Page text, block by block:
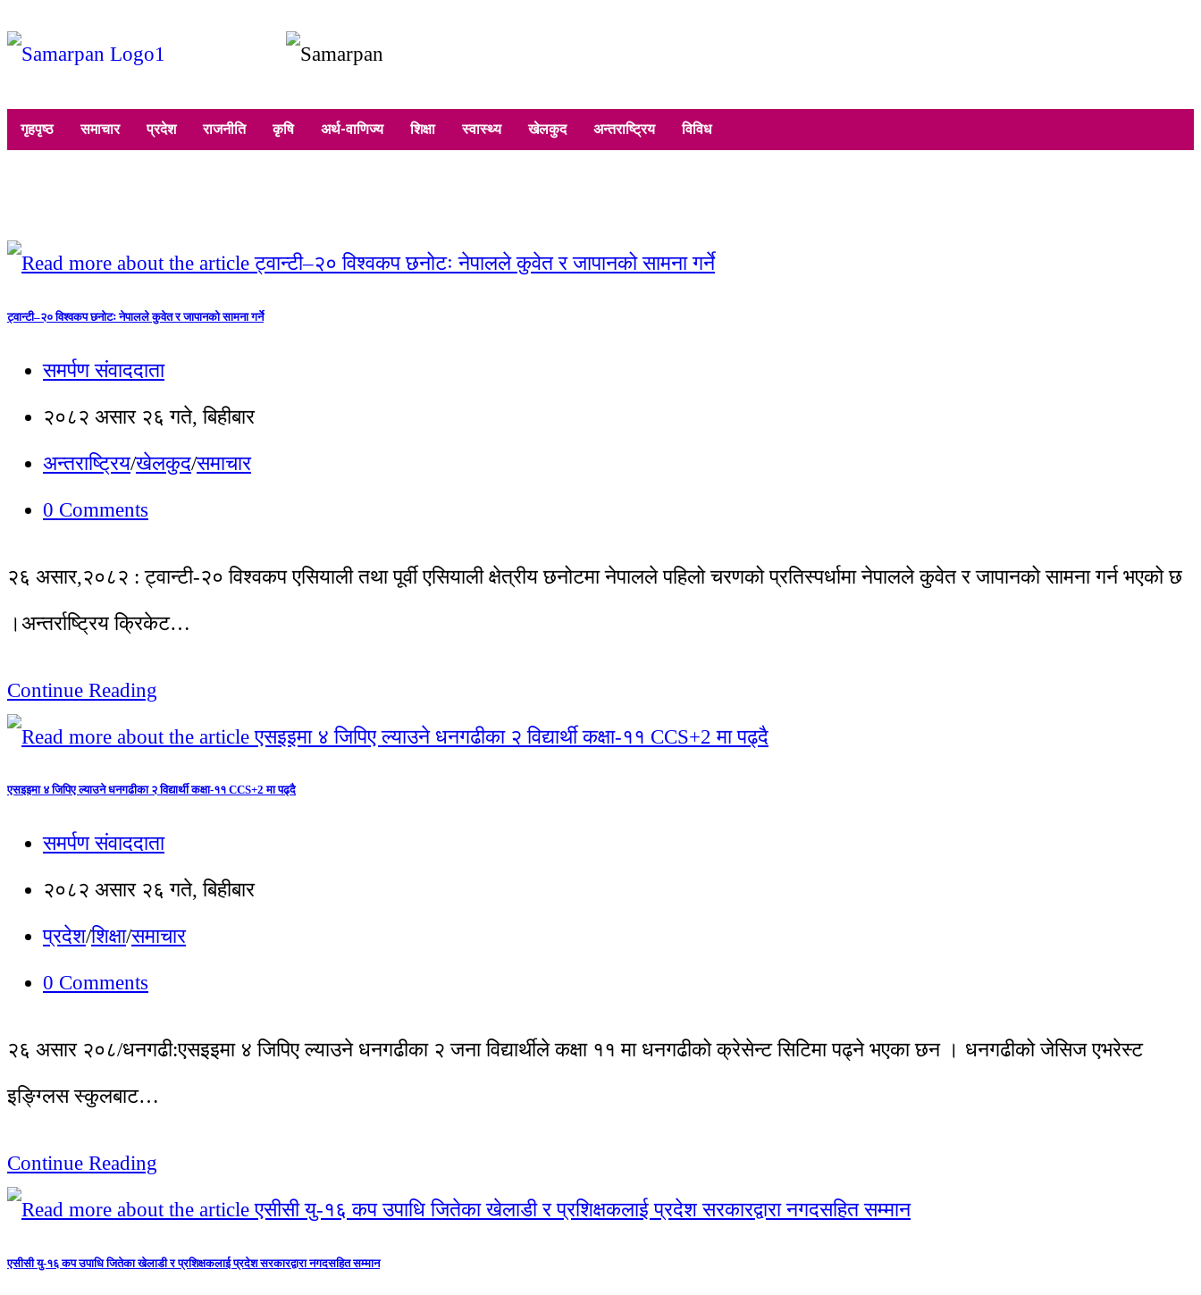
गृहपृष्ठ समाचार प्रदेश राजनीति कृषि अर्थ-वाणिज्य शिक्षा स्वास्थ्य खेलकुद अन्तराष्ट्रिय विविध
ट्वान्टी–२० विश्वकप छनोटः नेपालले कुवेत र जापानको सामना गर्ने
समर्पण संवाददाता
२०८२ असार २६ गते, बिहीबार
अन्तराष्ट्रिय/खेलकुद/समाचार
0 Comments
२६ असार,२०८२ : ट्वान्टी-२० विश्वकप एसियाली तथा पूर्वी एसियाली क्षेत्रीय छनोटमा नेपालले पहिलो चरणको प्रतिस्पर्धामा नेपालले कुवेत र जापानको सामना गर्न भएको छ
।अन्तर्राष्ट्रिय क्रिकेट…
Continue Reading
एसइइमा ४ जिपिए ल्याउने धनगढीका २ विद्यार्थी कक्षा-११ CCS+2 मा पढ्दै
समर्पण संवाददाता
२०८२ असार २६ गते, बिहीबार
प्रदेश/शिक्षा/समाचार
0 Comments
२६ असार २०८/धनगढी:एसइइमा ४ जिपिए ल्याउने धनगढीका २ जना विद्यार्थीले कक्षा ११ मा धनगढीको क्रेसेन्ट सिटिमा पढ्ने भएका छन । धनगढीको जेसिज एभरेस्ट
इङ्ग्लिस स्कुलबाट…
Continue Reading
एसीसी यु-१६ कप उपाधि जितेका खेलाडी र प्रशिक्षकलाई प्रदेश सरकारद्वारा नगदसहित सम्मान